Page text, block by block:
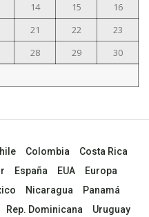
14 15
16
21 22
23
28 29
30
Colombia
Costa Rica
España EUA
Europa
Nicaragua
Panamá
Rep. Dominicana Uruguay